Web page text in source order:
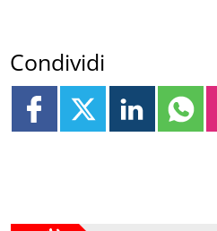
Condividi